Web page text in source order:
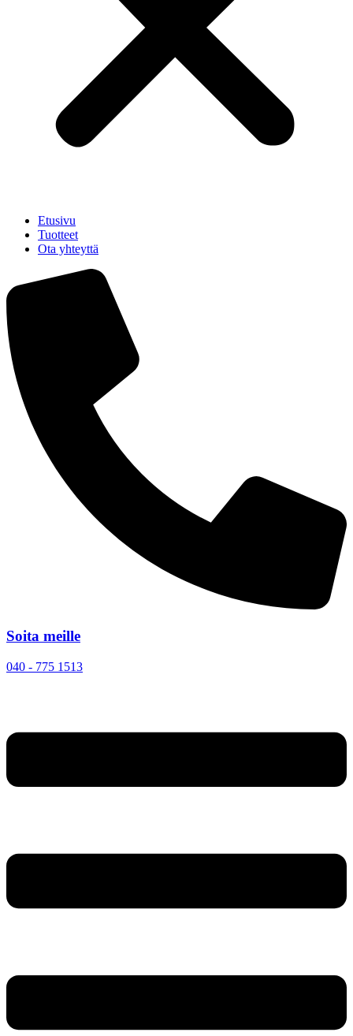
Etusivu
Tuotteet
Ota yhteyttä
Soita meille
040 - 775 1513